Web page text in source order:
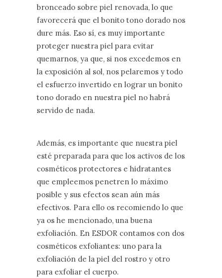
bronceado sobre piel renovada, lo que
favorecerá que el bonito tono dorado nos
dure más. Eso sí, es muy importante
proteger nuestra piel para evitar
quemarnos, ya que, si nos excedemos en
la exposición al sol, nos pelaremos y todo
el esfuerzo invertido en lograr un bonito
tono dorado en nuestra piel no habrá
servido de nada.
Además, es importante que nuestra piel
esté preparada para que los activos de los
cosméticos protectores e hidratantes
que empleemos penetren lo máximo
posible y sus efectos sean aún más
efectivos. Para ello os recomiendo lo que
ya os he mencionado, una buena
exfoliación. En ESDOR contamos con dos
cosméticos exfoliantes: uno para la
exfoliación de la piel del rostro y otro
para exfoliar el cuerpo.